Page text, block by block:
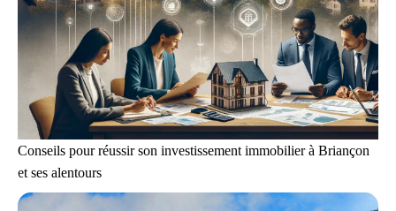
Conseils pour réussir son investissement immobilier à Briançon
et ses alentours